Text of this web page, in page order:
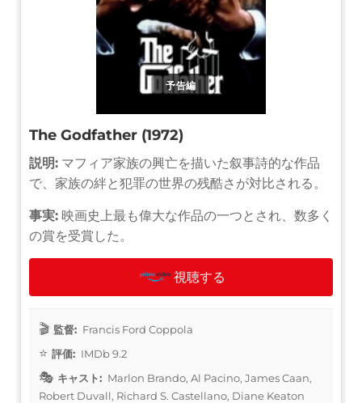
予告編
The Godfather (1972)
説明: マフィア家族の興亡を描いた叙事詩的な作品
で、家族の絆と犯罪の世界の残酷さが対比される。
事実: 映画史上最も偉大な作品の一つとされ、数多く
の賞を受賞した。
視聴する
監督: Francis Ford Coppola
評価: IMDb 9.2
キャスト: Marlon Brando, Al Pacino, James Caan,
Robert Duvall, Richard S. Castellano, Diane Keaton